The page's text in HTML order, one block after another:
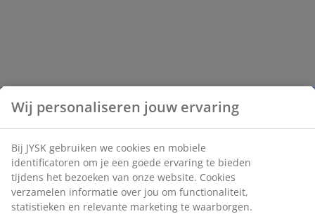
Wij personaliseren jouw ervaring
Bij JYSK gebruiken we cookies en mobiele
identificatoren om je een goede ervaring te bieden
tijdens het bezoeken van onze website. Cookies
verzamelen informatie over jou om functionaliteit,
statistieken en relevante marketing te waarborgen.